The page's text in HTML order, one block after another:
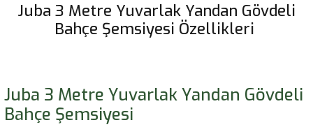
Juba 3 Metre Yuvarlak Yandan Gövdeli
Bahçe Şemsiyesi Özellikleri
Juba 3 Metre Yuvarlak Yandan Gövdeli
Bahçe Şemsiyesi